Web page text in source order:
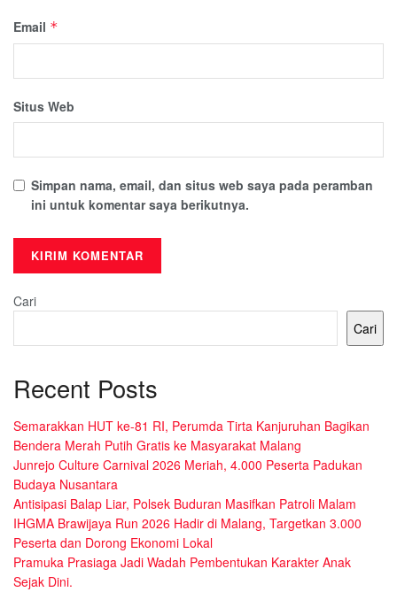
Email *
Situs Web
Simpan nama, email, dan situs web saya pada peramban
ini untuk komentar saya berikutnya.
Cari
Cari
Recent Posts
Semarakkan HUT ke-81 RI, Perumda Tirta Kanjuruhan Bagikan
Bendera Merah Putih Gratis ke Masyarakat Malang
Junrejo Culture Carnival 2026 Meriah, 4.000 Peserta Padukan
Budaya Nusantara
Antisipasi Balap Liar, Polsek Buduran Masifkan Patroli Malam
IHGMA Brawijaya Run 2026 Hadir di Malang, Targetkan 3.000
Peserta dan Dorong Ekonomi Lokal
Pramuka Prasiaga Jadi Wadah Pembentukan Karakter Anak
Sejak Dini.